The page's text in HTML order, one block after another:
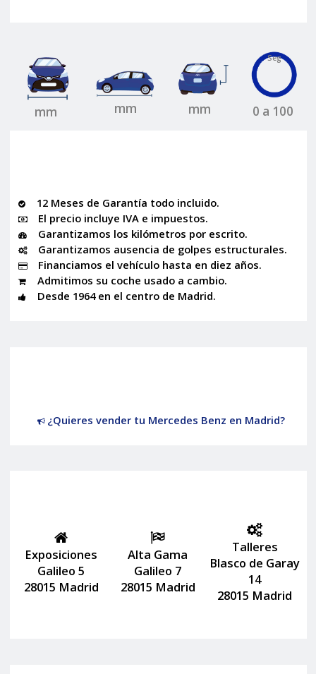
mm mm mm
Seg
0 a 100
12 Meses de Garantía todo incluido.
El precio incluye IVA e impuestos.
Garantizamos los kilómetros por escrito.
Garantizamos ausencia de golpes estructurales.
Financiamos el vehículo hasta en diez años.
Admitimos su coche usado a cambio.
Desde 1964 en el centro de Madrid.
¿Quieres vender tu Mercedes Benz en Madrid?
Exposiciones
Galileo 5
28015 Madrid
Alta Gama
Galileo 7
28015 Madrid
Talleres
Blasco de Garay
14
28015 Madrid